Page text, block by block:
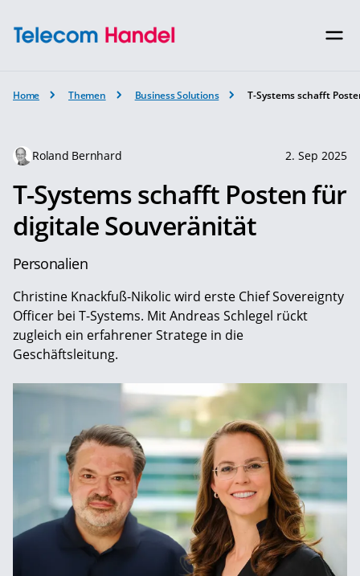
Home Themen Business Solutions T-Systems schafft
Roland Bernhard 2. Sep 2025
T-Systems schafft Posten für
digitale Souveränität
Personalien
Christine Knackfuß-Nikolic wird erste Chief Sovereignty
Officer bei T-Systems. Mit Andreas Schlegel rückt
zugleich ein erfahrener Stratege in die
Geschäftsleitung.